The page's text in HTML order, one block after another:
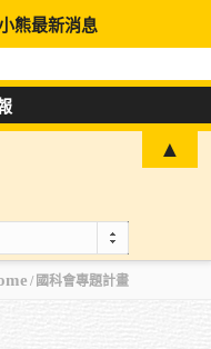
國科會專題計畫
熊最新消息
▲